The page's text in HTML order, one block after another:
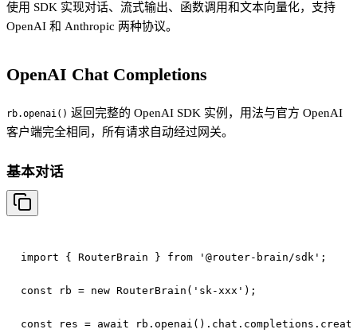
使用 SDK 实现对话、流式输出、函数调用和文本向量化，支持
OpenAI 和 Anthropic 两种协议。
OpenAI Chat Completions
rb.openai() 返回完整的 OpenAI SDK 实例，用法与官方 OpenAI
客户端完全相同，所有请求自动经过网关。
基本对话
import { RouterBrain } from '@router-brain/sdk';
const rb = new RouterBrain('sk-xxx');
const res = await